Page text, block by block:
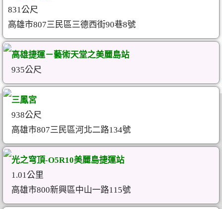
831公尺
高雄市807三民區三德西街90巷8號
高雄捷運－藝術天堂之美麗島站
935公尺
三鳳宮
938公尺
高雄市807三民區河北二路134號
光之穹頂-O5R10美麗島捷運站
1.01公里
高雄市800新興區中山一路115號